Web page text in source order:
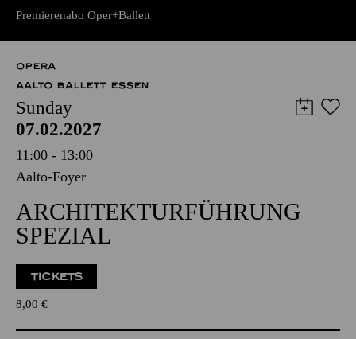
Premierenabo Oper+Ballett
OPERA
AALTO BALLETT ESSEN
Sunday
07.02.2027
11:00 - 13:00
Aalto-Foyer
ARCHITEKTURFÜHRUNG
SPEZIAL
TICKETS
8,00 €